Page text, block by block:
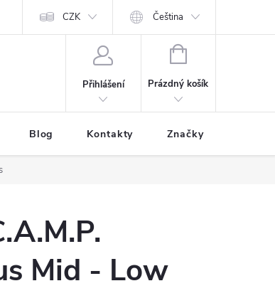
CZK Čeština
Přihlášení
NÁKUPNÍ
Prázdný košík
Blog Kontakty Značky
Mid - Low